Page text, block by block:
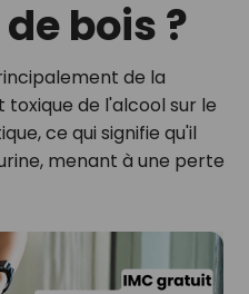
bois ?
de la
de l'alcool sur le
ce qui signifie qu'il
menant à une perte